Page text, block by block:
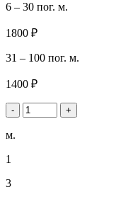
6 – 30 пог. м.
1800 ₽
31 – 100 пог. м.
1400 ₽
- +
м.
1
3